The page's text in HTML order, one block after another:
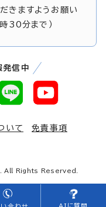
AIに質問
きますようお願い
30分まで）
発信中
いて
免責事項
Rights Reserved.